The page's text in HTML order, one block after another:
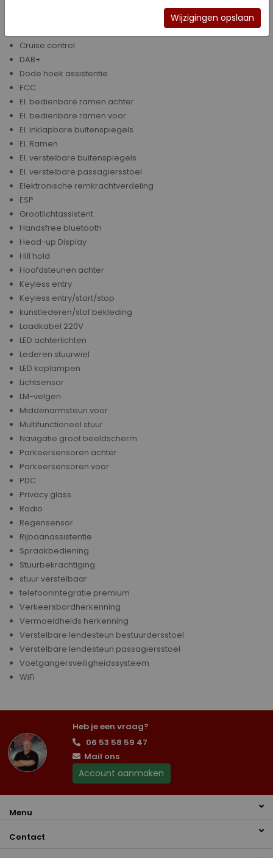
Cruise control
DAB+
Dode hoek assistentie
ECC
El. bedienbare ramen achter
El. bedienbare ramen voor
El. inklapbare buitenspiegels
El. Ramen
El. verstelbare buitenspiegels
El. verstelbare passagiersstoel
Elektronische remkrachtverdeling
ESP
Grootlichtassistent
Handsfree bluetooth
Head-up Display
Hill hold
Hoofdsteunen achter
Keyless entry
Keyless entry/start/stop
kunstlederen/stof bekleding
Laadkabel 220V
LED achterlichten
Lederen stuurwiel
LED koplampen
Lichtsensor
LM-velgen
Middenarmsteun voor
Multifunctioneel stuur
Navigatie groot beeldscherm
Parkeersensoren achter
Parkeersensoren voor
PDC
Privacy glass
Radio
Regensensor
Rijbaanassistentie
Spraakbediening
Stuurbekrachtiging
stuur verstelbaar
telefoonintegratie premium
Verkeersbordherkenning
Vermoeidheids herkenning
Verstelbare lendesteun bestuurdersstoel
Verstelbare lendesteun passagiersstoel
Voetgangersveiligheidssysteem
WiFi
Heb je een vraag?
06 53 58 59 47
Mail ons
Account aanmaken
Menu
Contact
Wijzigingen opslaan